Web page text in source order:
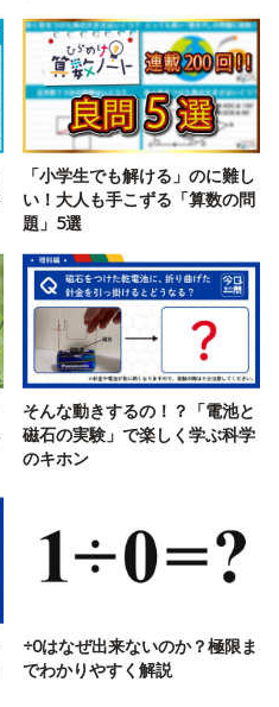
「小学生でも解ける」のに難し
い！大人も手こずる「算数の問
題」5選
そんな動きするの！？「電池と
磁石の実験」で楽しく学ぶ科学
のキホン
÷0はなぜ出来ないのか？極限ま
でわかりやすく解説